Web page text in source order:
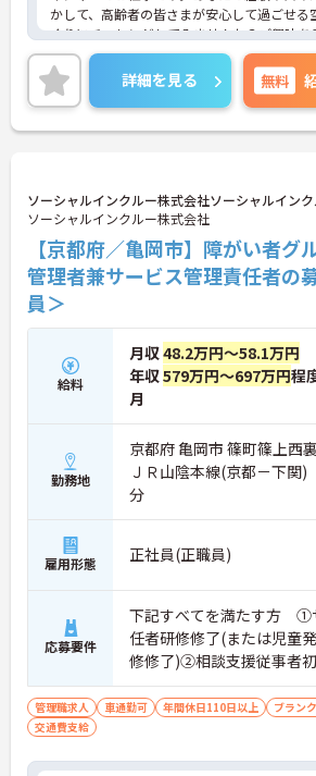
かして、高齢者の皆さまが安心して過ごせる
くりにチャレンジしてみませんか？ご興味あ
は、面接対策ポイントなど、さらに詳細をお
たしますのでお気軽にご相談ください。
詳細を見る 無料
ソーシャルインクルー株式会社ソーシャルイン
ソーシャルインクルー株式会社
【京都府／亀岡市】障がい者グ
管理者兼サービス管理責任者の
員＞
給料
月収48.2万円～58.1万円
年収579万円～697万円程
月
勤務地
京都府 亀岡市 篠町篠上西
ＪＲ山陰本線(京都－下関)
分
雇用形態 正社員(正職員)
応募要件
下記すべてを満たす方 ①
任者研修修了(または児童
修修了)②相談支援従事者
たは相談支援従事者実務
自動車運転免許(AT限定可)
管理職求人 車通勤可 年間休日110日以上 ブラン
交通費支給